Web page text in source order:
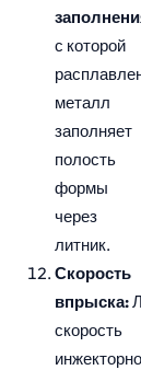
с которой
металл
заполняет
полость
формы
через
литник.
Скорость
впрыска:
скорость